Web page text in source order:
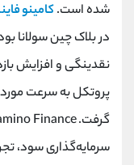
شده است.کامینو
در بلاک چین سولانا
نقدینگی و افزایش
پروتکل به سرعت مورد
سرمایه‌گذاری سود،
اینستاگرام
کانال تلگرام